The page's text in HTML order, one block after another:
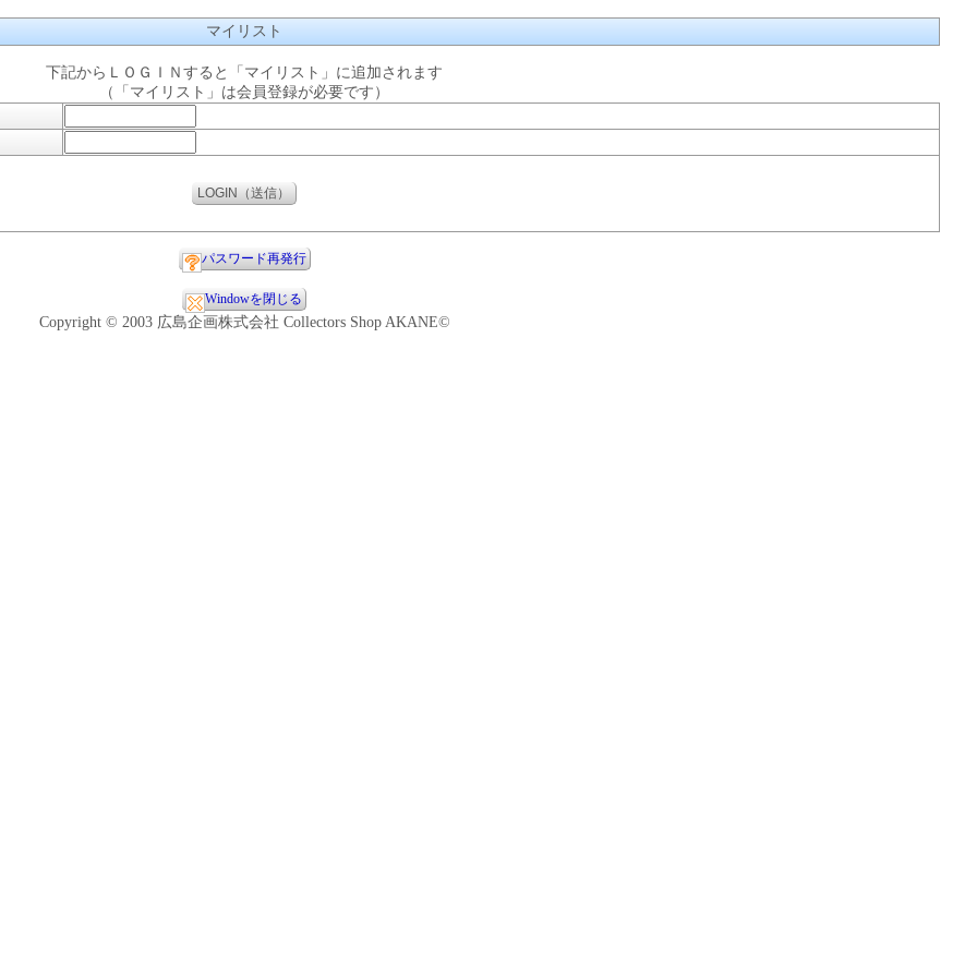
マイリスト
下記からＬＯＧＩＮすると「マイリスト」に追加されます
（「マイリスト」は会員登録が必要です）
パスワード再発行
Windowを閉じる
Copyright © 2003 広島企画株式会社 Collectors Shop AKANE©